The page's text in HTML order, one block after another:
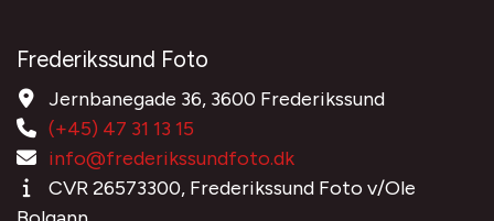
Frederikssund Foto
Jernbanegade 36, 3600 Frederikssund
(+45) 47 31 13 15
info@frederikssundfoto.dk
CVR 26573300, Frederikssund Foto v/Ole